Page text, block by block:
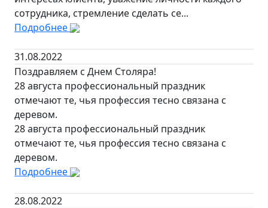
сотрудника, стремление сделать се...
Подробнее
31.08.2022
Поздравляем с Днем Столяра!
28 августа профессиональный праздник
отмечают те, чья профессия тесно связана с
деревом.
28 августа профессиональный праздник
отмечают те, чья профессия тесно связана с
деревом.
Подробнее
28.08.2022